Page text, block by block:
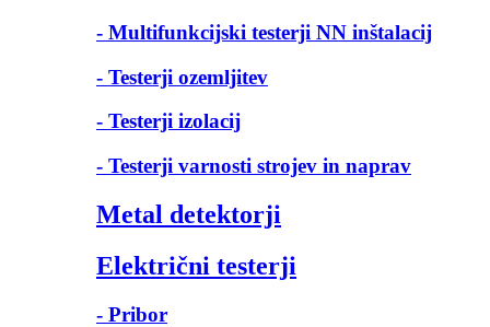
- Multifunkcijski testerji NN inštalacij
- Testerji ozemljitev
- Testerji izolacij
- Testerji varnosti strojev in naprav
Metal detektorji
Električni testerji
- Pribor